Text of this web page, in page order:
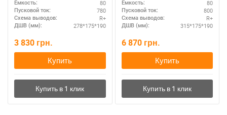
Ёмкость: 80
Пусковой ток: 780
Схема выводов: R+
ДШВ (мм): 278*175*190
3 830 грн.
Купить
Ёмкость: 80
Пусковой ток: 800
Схема выводов: R+
ДШВ (мм): 315*175*190
6 870 грн.
Купить